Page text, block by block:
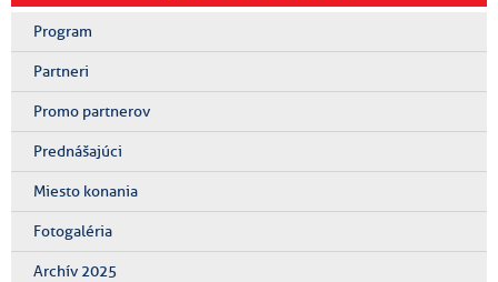
Program
Partneri
Promo partnerov
Prednášajúci
Miesto konania
Fotogaléria
Archív 2025